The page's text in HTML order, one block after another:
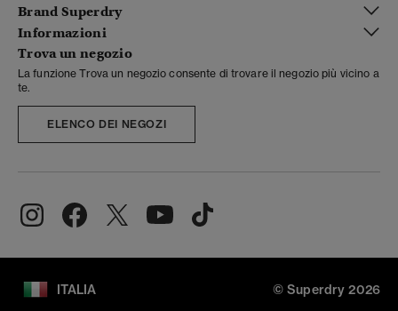
Brand Superdry
Informazioni
Trova un negozio
La funzione Trova un negozio consente di trovare il negozio più vicino a
te.
ELENCO DEI NEGOZI
ITALIA © Superdry 2026